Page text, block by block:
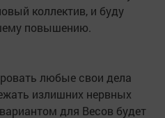
коллектив, и буду
повышению.
любые свои дела
излишних нервных
для Весов будет